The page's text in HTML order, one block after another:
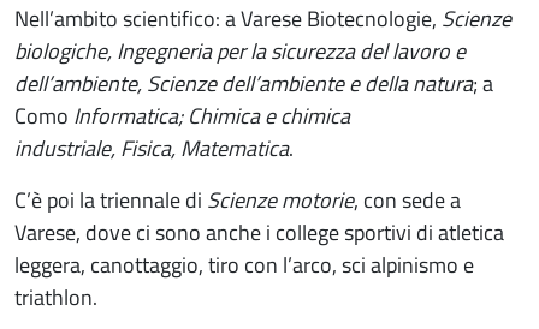
Nell’ambito scientifico: a Varese Biotecnologie, Scienze
biologiche, Ingegneria per la sicurezza del lavoro e
dell’ambiente, Scienze dell’ambiente e della natura; a
Como Informatica; Chimica e chimica
industriale, Fisica, Matematica.
C’è poi la triennale di Scienze motorie, con sede a
Varese, dove ci sono anche i college sportivi di atletica
leggera, canottaggio, tiro con l’arco, sci alpinismo e
triathlon.